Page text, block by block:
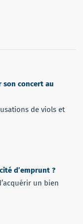
son concert au
de viols et
d’emprunt ?
un bien